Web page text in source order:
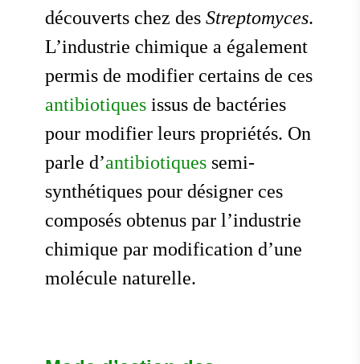
découverts chez des Streptomyces.
L’industrie chimique a également
permis de modifier certains de ces
antibiotiques issus de bactéries
pour modifier leurs propriétés. On
parle d’antibiotiques semi-
synthétiques pour désigner ces
composés obtenus par l’industrie
chimique par modification d’une
molécule naturelle.